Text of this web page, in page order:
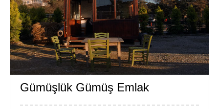
GÜMÜŞLÜK
Gümüşlük Gümüş Emlak